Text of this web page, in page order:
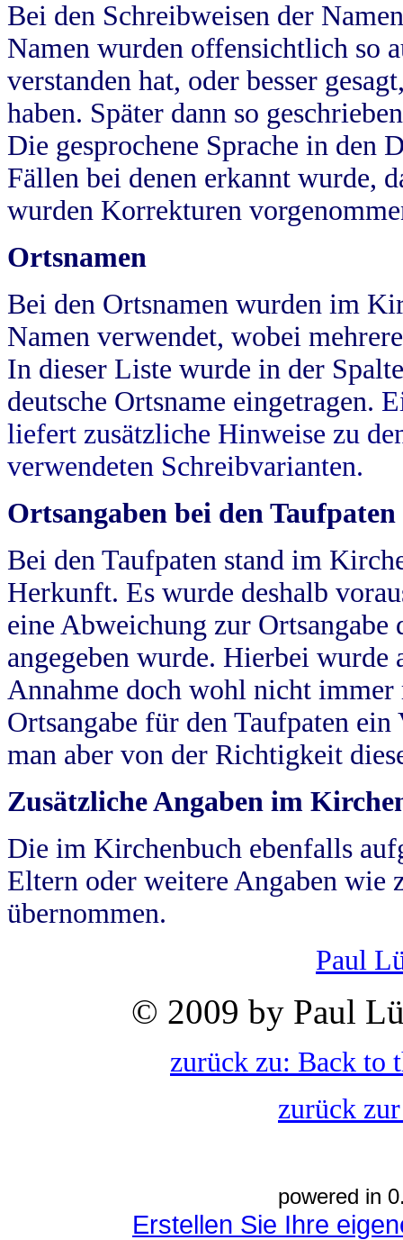
Bei den Schreibweisen der
Namen wurden offensichtlich so
verstanden hat, oder besser
haben. Später dann so
Die gesprochene Sprache in
Fällen bei denen erkannt wurde,
wurden Korrekturen
Ortsnamen
Bei den Ortsnamen wurden im
Namen verwendet, wobei
In dieser Liste wurde in der
deutsche Ortsname eingetragen.
liefert zusätzliche Hinweise zu
verwendeten Schreibvarianten.
Ortsangaben bei den Taufpaten
Bei den Taufpaten stand im
Herkunft. Es wurde deshalb
eine Abweichung zur
angegeben wurde. Hierbei wurde
Annahme doch wohl nicht
Ortsangabe für den Taufpaten
man aber von der Richtigkeit
Zusätzliche Angaben im
Die im Kirchenbuch ebenfalls
Eltern oder weitere Angaben wie
übernommen.
Paul
© 2009 by Paul
zurück zu: Back to
zurück
powered in
Erstellen Sie Ihre